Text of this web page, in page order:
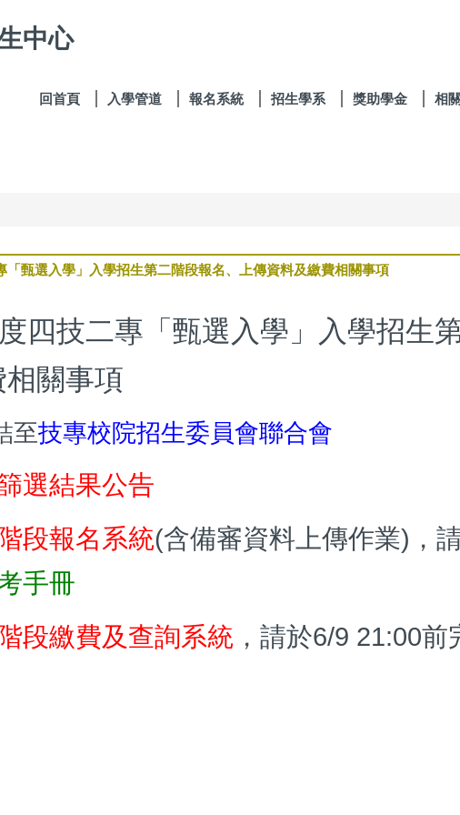
中心
回首頁 入學管道 報名系統 招生學系 獎助學金 相
「甄選入學」入學招生第二階段報名、上傳資料及繳費相關事項
四技二專「甄選入學」入學招生
關事項
至技專校院招生委員會聯合會
選結果公告
段報名系統(含備審資料上傳作業)，
手冊
段繳費及查詢系統 ，請於6/9 21:00前